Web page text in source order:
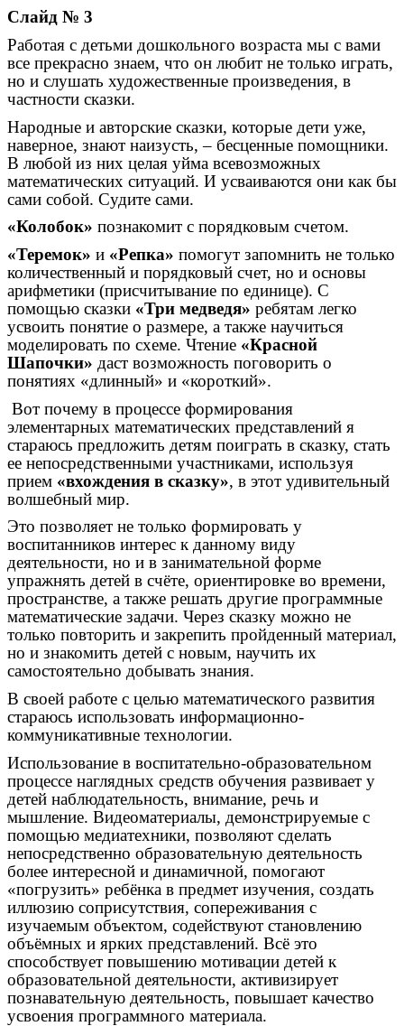
Слайд № 3
Работая с детьми дошкольного возраста мы с вами
все прекрасно знаем, что он любит не только играть,
но и слушать художественные произведения, в
частности сказки.
Народные и авторские сказки, которые дети уже,
наверное, знают наизусть, – бесценные помощники.
В любой из них целая уйма всевозможных
математических ситуаций. И усваиваются они как бы
сами собой. Судите сами.
«Колобок» познакомит с порядковым счетом.
«Теремок» и «Репка» помогут запомнить не только
количественный и порядковый счет, но и основы
арифметики (присчитывание по единице). С
помощью сказки «Три медведя» ребятам легко
усвоить понятие о размере, а также научиться
моделировать по схеме. Чтение «Красной
Шапочки» даст возможность поговорить о
понятиях «длинный» и «короткий».
Вот почему в процессе формирования
элементарных математических представлений я
стараюсь предложить детям поиграть в сказку, стать
ее непосредственными участниками, используя
прием «вхождения в сказку», в этот удивительный
волшебный мир.
Это позволяет не только формировать у
воспитанников интерес к данному виду
деятельности, но и в занимательной форме
упражнять детей в счёте, ориентировке во времени,
пространстве, а также решать другие программные
математические задачи. Через сказку можно не
только повторить и закрепить пройденный материал,
но и знакомить детей с новым, научить их
самостоятельно добывать знания.
В своей работе с целью математического развития
стараюсь использовать информационно-
коммуникативные технологии.
Использование в воспитательно-образовательном
процессе наглядных средств обучения развивает у
детей наблюдательность, внимание, речь и
мышление. Видеоматериалы, демонстрируемые с
помощью медиатехники, позволяют сделать
непосредственно образовательную деятельность
более интересной и динамичной, помогают
«погрузить» ребёнка в предмет изучения, создать
иллюзию соприсутствия, сопереживания с
изучаемым объектом, содействуют становлению
объёмных и ярких представлений. Всё это
способствует повышению мотивации детей к
образовательной деятельности, активизирует
познавательную деятельность, повышает качество
усвоения программного материала.